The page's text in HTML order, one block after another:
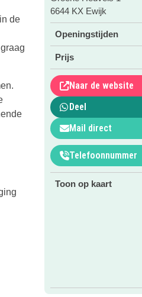
de
6644 KX Ewijk
Openingstijden
Prijs
Naar de website
Deel
Mail direct
Telefoonnummer
Toon op kaart